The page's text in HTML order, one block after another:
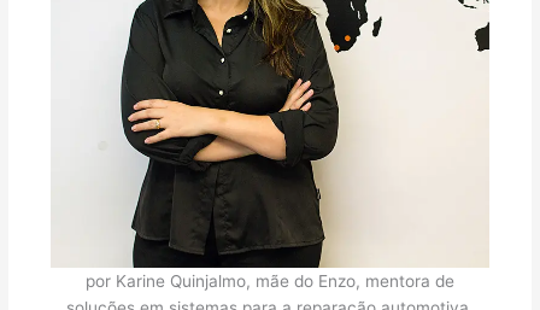
por Karine Quinjalmo, mãe do Enzo, mentora de